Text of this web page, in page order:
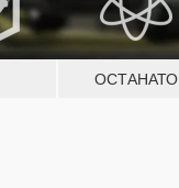
ОСТАНАТО